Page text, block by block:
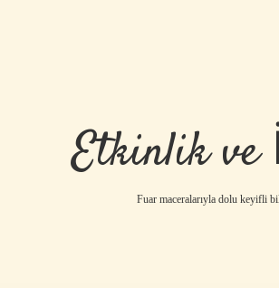
Etkinlik ve
Fuar maceralarıyla dolu keyifli